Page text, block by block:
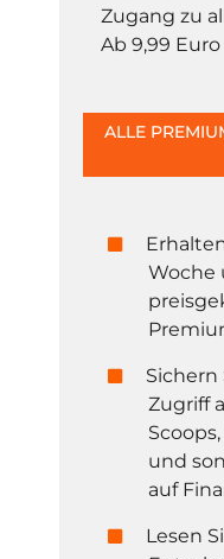
Zugang zu
Ab 9,99
ALLE
Woche
Sichern
Zugriff
und
auf
Lesen